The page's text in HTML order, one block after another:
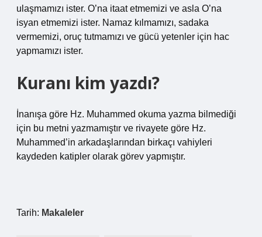
ulaşmamızı ister. O’na itaat etmemizi ve asla O’na
isyan etmemizi ister. Namaz kılmamızı, sadaka
vermemizi, oruç tutmamızı ve gücü yetenler için hac
yapmamızı ister.
Kuranı kim yazdı?
İnanışa göre Hz. Muhammed okuma yazma bilmediği
için bu metni yazmamıştır ve rivayete göre Hz.
Muhammed’in arkadaşlarından birkaçı vahiyleri
kaydeden katipler olarak görev yapmıştır.
Tarih: Makaleler